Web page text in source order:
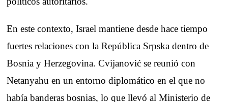
En este contexto, Israel mantiene desde hace tiempo
fuertes relaciones con la República Srpska dentro de
Bosnia y Herzegovina. Cvijanović se reunió con
Netanyahu en un entorno diplomático en el que no
había banderas bosnias, lo que llevó al Ministerio de